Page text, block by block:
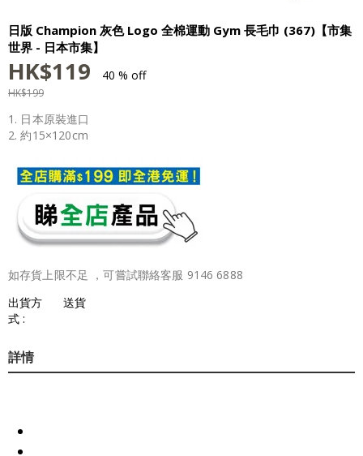
日版 Champion 灰色 Logo 全棉運動 Gym 長毛巾 (367)【市集
世界 - 日本市集】
HK$119 40 % off
HK$199
1. 日本原裝進口
2. 約15×120cm
如存貨上限不足 ，可嘗試聯絡客服 9146 6888
出貨方
式 :
送貨
詳情